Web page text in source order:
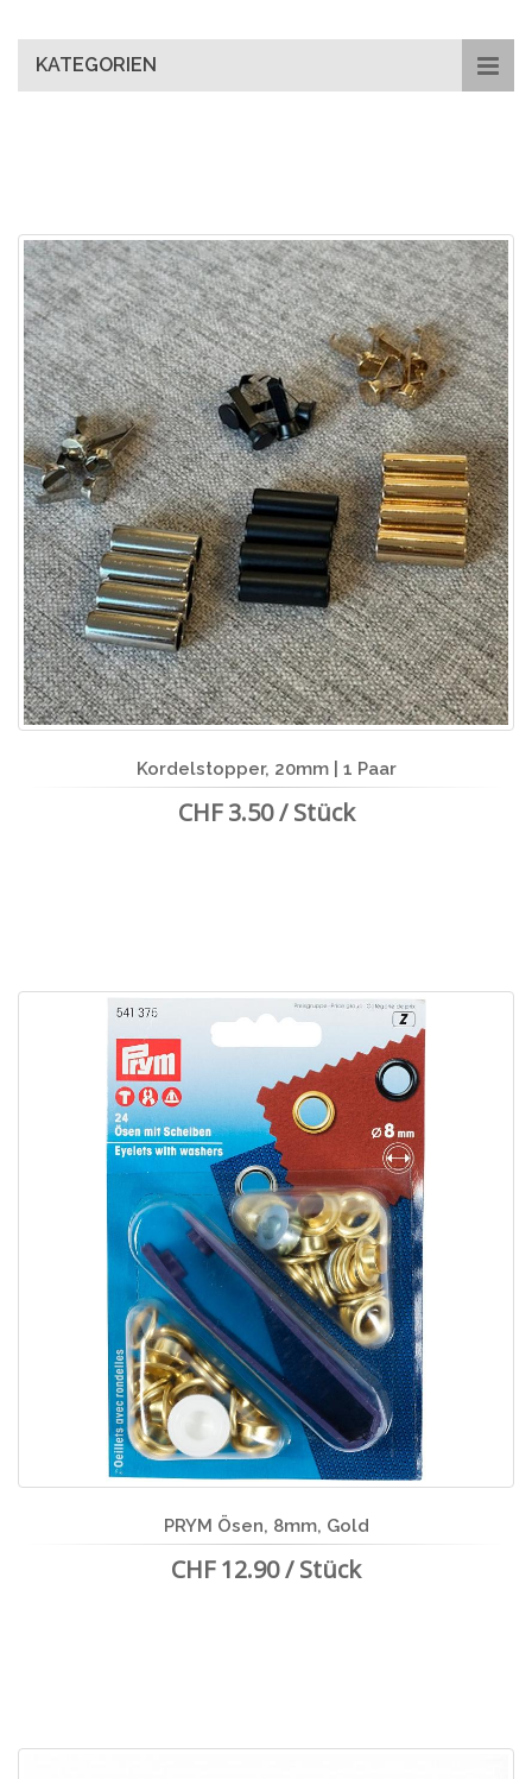
KATEGORIEN
Kordelstopper, 20mm | 1 Paar
CHF 3.50 / Stück
PRYM Ösen, 8mm, Gold
CHF 12.90 / Stück